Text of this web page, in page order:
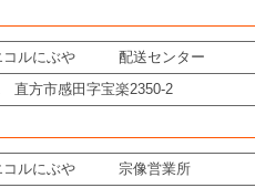
コルにぶや 配送センター
直方市感田字宝楽2350-2
コルにぶや 宗像営業所